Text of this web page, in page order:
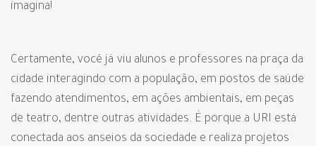
imagina!
Certamente, você já viu alunos e professores na praça da
cidade interagindo com a população, em postos de saúde
fazendo atendimentos, em ações ambientais, em peças
de teatro, dentre outras atividades. É porque a URI está
conectada aos anseios da sociedade e realiza projetos